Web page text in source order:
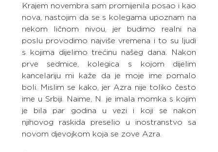
Krajem novembra sam promijenila posao i kao
nova, nastojim da se s kolegama upoznam na
nekom ličnom nivou, jer budimo realni na
poslu provodimo najviše vremena i to su ljudi
s kojima dijelimo trećinu našeg dana. Nakon
prve sedmice, kolegica s kojom dijelim
kancelariju mi kaže da je moje ime pomalo
boli. Mislim se kako, jer Azra nije toliko često
ime u Srbiji. Naime, N. je imala momka s kojim
je bila par godina u vezi i koji se nakon
njihovog raskida preselio u inostranstvo sa
novom djevojkom koja se zove Azra.